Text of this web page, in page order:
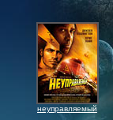
неуправляемый